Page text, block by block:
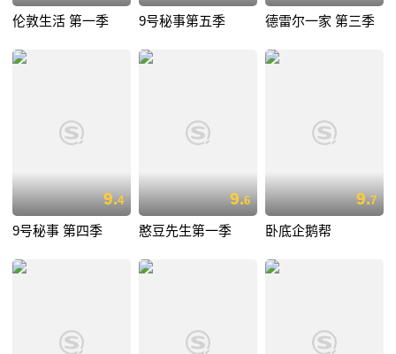
伦敦生活 第一季 9号秘事第五季 德雷尔一家 第三季
9.4
9号秘事 第四季
9.6
憨豆先生第一季
9.7
卧底企鹅帮